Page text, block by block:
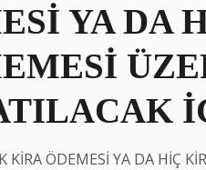
YA DA
KİRA ÖDEMESİ YA DA HİÇ